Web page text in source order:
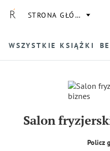
STRONA GŁÓWNA
WSZYSTKIE KSIĄŻKI
Salon
Policz